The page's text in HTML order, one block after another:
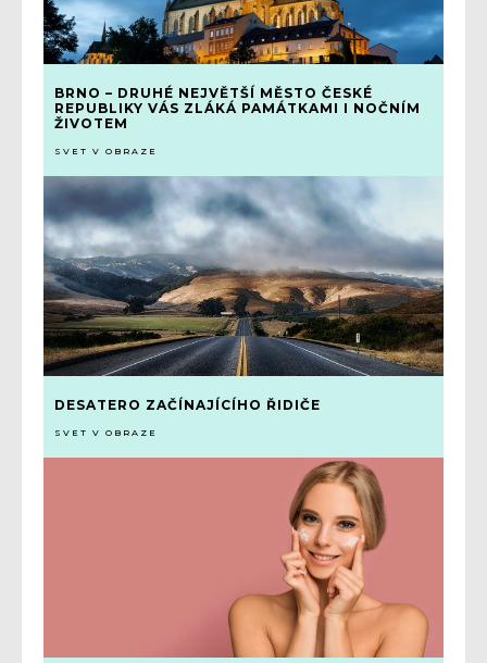
BRNO – DRUHÉ NEJVĚTŠÍ MĚSTO ČESKÉ
REPUBLIKY VÁS ZLÁKÁ PAMÁTKAMI I NOČNÍM
ŽIVOTEM
SVET V OBRAZE
DESATERO ZAČÍNAJÍCÍHO ŘIDIČE
SVET V OBRAZE